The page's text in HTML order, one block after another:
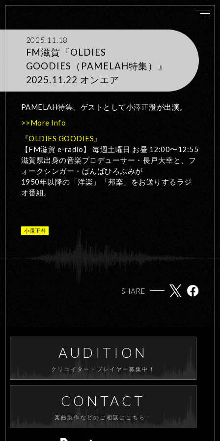
2025.11.18
FM滋賀『OLDIES
GOODIES（PAMELAH特集）』
2025.11.22 オンエア
PAMELAH特集、ゲストとして小澤正澄が出演。
>>More Info
『OLDIES GOODIES 』
【FM滋賀 e-radio】 毎週土曜日 お昼 12:00〜12:55
滋賀県出身の音楽プロデューサー・長戸大幸と、フ
ォークシンガー・ばんばひろふみが
1950年以降の「洋楽」「邦楽」をお送りするラジ
オ番組。
小澤正澄
SHARE
AUDITION
クリエイター・プレイヤー募集中！
CONTACT
楽曲製作などのご相談はこちら！